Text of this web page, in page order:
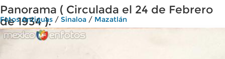
Panorama ( Circulada el 24 de Febrero
de 1934 ).
Fotos Antiguas / Sinaloa / Mazatlán